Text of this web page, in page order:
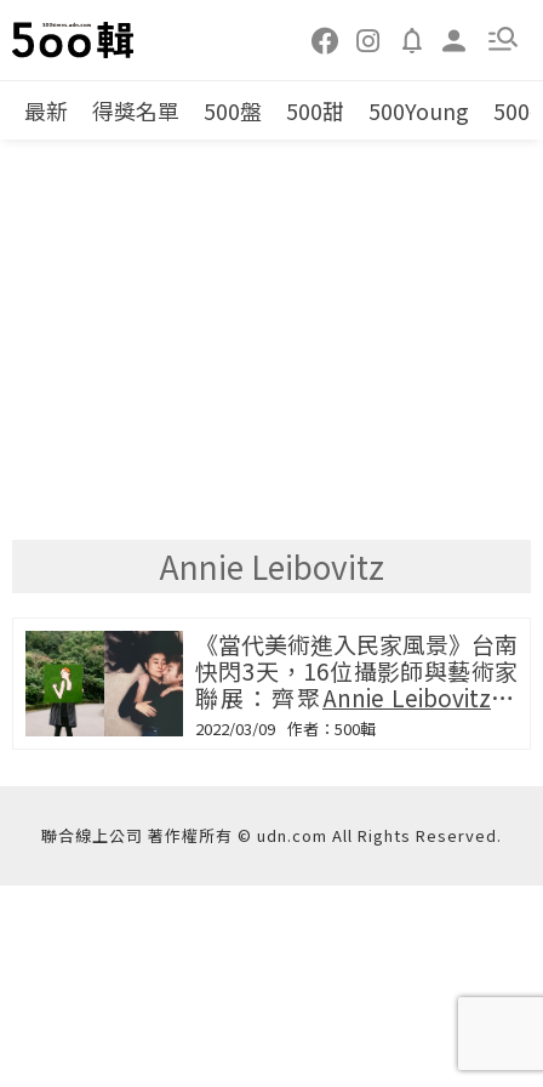
最新 得獎名單 500盤 500甜 500Young 500
Annie Leibovitz
《當代美術進入民家風景》台南
快閃3天，16位攝影師與藝術家
聯展：齊聚Annie Leibovitz、
奈良美智、蜷川實花、安西水
2022/03/09 500輯
聯合線上公司 著作權所有 © udn.com All Rights Reserved.